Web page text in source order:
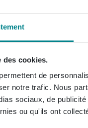
des cookies.
de
notre trafic. Nous
sociaux, de
ou qu'ils ont
astucieux
cm offrent un
jambes peuvent
votre corps, ce qui
en version
à votre
de trop-plein